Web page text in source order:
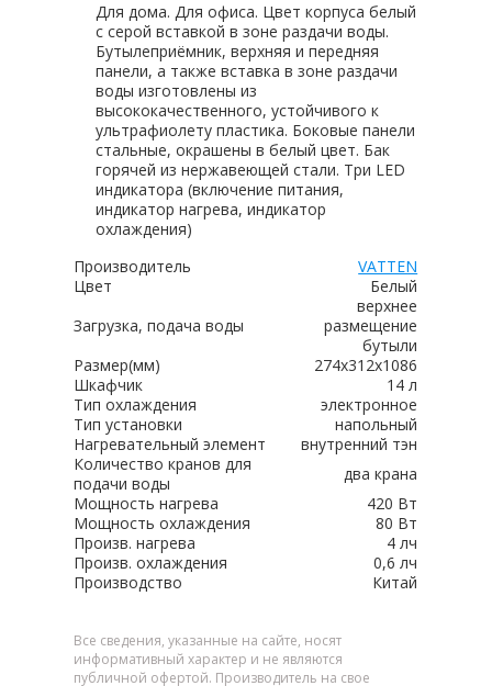
Для дома. Для офиса. Цвет корпуса белый
с серой вставкой в зоне раздачи воды.
Бутылеприёмник, верхняя и передняя
панели, а также вставка в зоне раздачи
воды изготовлены из
высококачественного, устойчивого к
ультрафиолету пластика. Боковые панели
стальные, окрашены в белый цвет. Бак
горячей из нержавеющей стали. Три LED
индикатора (включение питания,
индикатор нагрева, индикатор
охлаждения)
Производитель
VATTEN
Цвет
Белый
Загрузка, подача воды
верхнее
размещение
бутыли
Размер(мм)
274х312х1086
Шкафчик
14 л
Тип охлаждения
электронное
Тип установки
напольный
Нагревательный элемент
внутренний тэн
Количество кранов для
подачи воды
два крана
Мощность нагрева
420 Вт
Мощность охлаждения
80 Вт
Произв. нагрева
4 лч
Произв. охлаждения
0,6 лч
Производство
Китай
Все сведения, указанные на сайте, носят
информативный характер и не являются
публичной офертой. Производитель на свое